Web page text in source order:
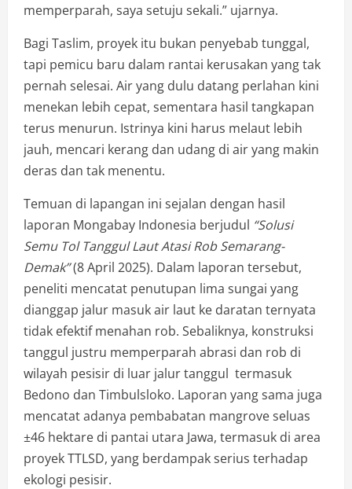
memperparah, saya setuju sekali.” ujarnya.
Bagi Taslim, proyek itu bukan penyebab tunggal,
tapi pemicu baru dalam rantai kerusakan yang tak
pernah selesai. Air yang dulu datang perlahan kini
menekan lebih cepat, sementara hasil tangkapan
terus menurun. Istrinya kini harus melaut lebih
jauh, mencari kerang dan udang di air yang makin
deras dan tak menentu.
Temuan di lapangan ini sejalan dengan hasil
laporan Mongabay Indonesia berjudul “Solusi
Semu Tol Tanggul Laut Atasi Rob Semarang-
Demak”(8 April 2025). Dalam laporan tersebut,
peneliti mencatat penutupan lima sungai yang
dianggap jalur masuk air laut ke daratan ternyata
tidak efektif menahan rob. Sebaliknya, konstruksi
tanggul justru memperparah abrasi dan rob di
wilayah pesisir di luar jalur tanggul termasuk
Bedono dan Timbulsloko. Laporan yang sama juga
mencatat adanya pembabatan mangrove seluas
±46 hektare di pantai utara Jawa, termasuk di area
proyek TTLSD, yang berdampak serius terhadap
ekologi pesisir.